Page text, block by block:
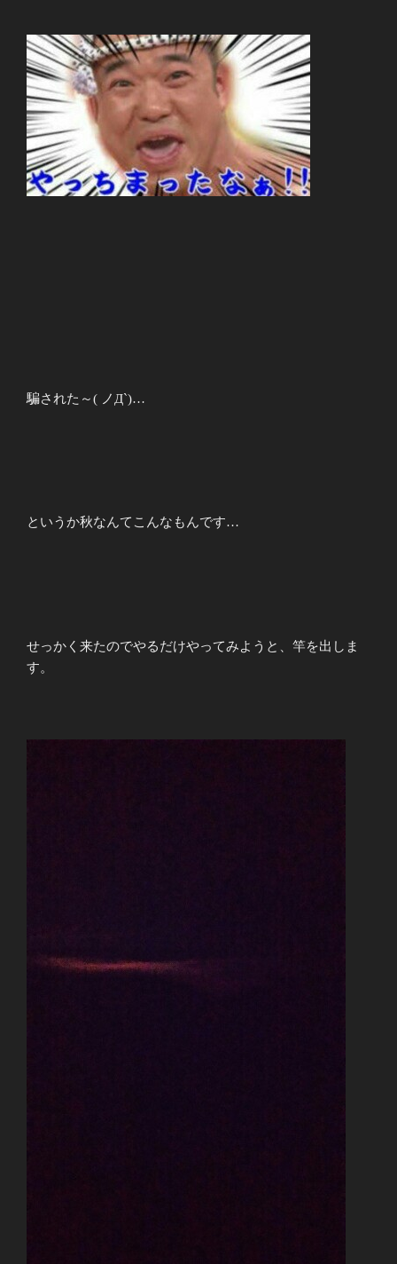
騙された～( ノД`)…
というか秋なんてこんなもんです…
せっかく来たのでやるだけやってみようと、竿を出しま
す。